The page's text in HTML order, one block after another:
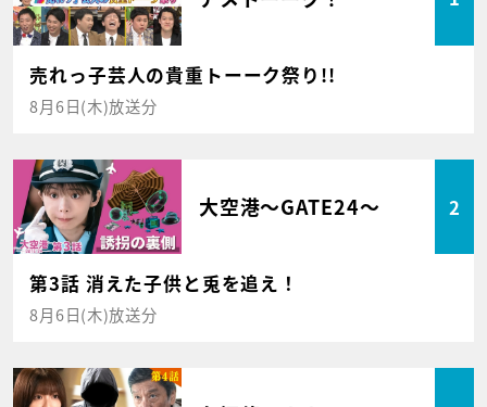
売れっ子芸人の貴重トーーク祭り!!
8月6日(木)放送分
大空港～GATE24～ 2
第3話 消えた子供と兎を追え！
8月6日(木)放送分